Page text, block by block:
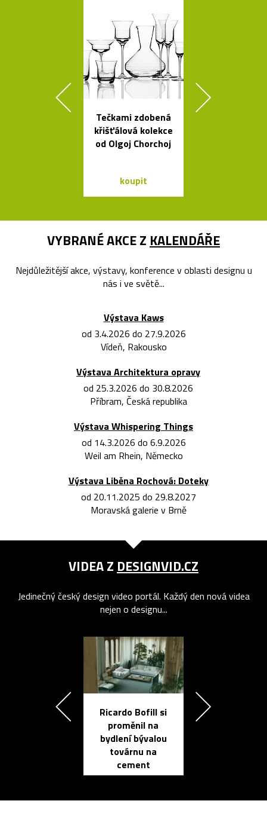
Tečkami zdobená
křišťálová kolekce
od Olgoj Chorchoj
koupit
VYBRANÉ AKCE Z KALENDÁŘE
Nejdůležitější akce, výstavy, konference v oblasti designu u
nás i ve světě...
Výstava Kaws
od 3.4.2026 do 27.9.2026
Vídeň, Rakousko
Výstava Architektura opravy
od 25.3.2026 do 30.8.2026
Příbram, Česká republika
Výstava Whispering Things
od 14.3.2026 do 6.9.2026
Weil am Rhein, Německo
Výstava Liběna Rochová: Doteky
od 20.11.2025 do 29.8.2027
Moravská galerie v Brně
VIDEA Z DESIGNVID.CZ
Jedinečný český design video portál. Každý den nová videa
nejen o designu...
Ricardo Bofill si
proměnil na
bydlení bývalou
továrnu na
cement